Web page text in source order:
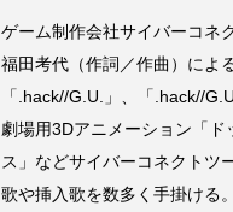
ゲーム制作会社サイバーコネ
福田考代（作詞／作曲）によ
「.hack//G.U.」、「.hack//
劇場用3Dアニメーション「
ス」などサイバーコネクトツ
歌や挿入歌を数多く手掛ける。